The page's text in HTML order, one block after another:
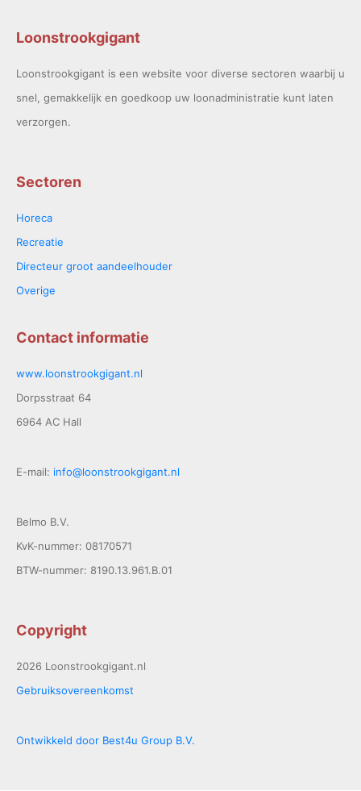
Loonstrookgigant
Loonstrookgigant is een website voor diverse sectoren waarbij u
snel, gemakkelijk en goedkoop uw loonadministratie kunt laten
verzorgen.
Sectoren
Horeca
Recreatie
Directeur groot aandeelhouder
Overige
Contact informatie
www.loonstrookgigant.nl
Dorpsstraat 64
6964 AC Hall
E-mail: info@loonstrookgigant.nl
Belmo B.V.
KvK-nummer: 08170571
BTW-nummer: 8190.13.961.B.01
Copyright
2026 Loonstrookgigant.nl
Gebruiksovereenkomst
Ontwikkeld door Best4u Group B.V.